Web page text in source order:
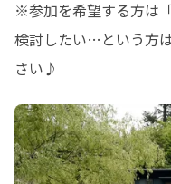
※参加を希望する方は
検討したい…という方
さい♪